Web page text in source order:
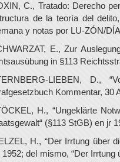
C., Tratado: Derecho
de la teoría del
y notas por LU-ZÓN/
E., Zur
in §113
LIEBEN, D.,
Kommentar, 30
H., “Ungeklärte
(§113 StGB) en jr
H., “Der Irrtung über
1952; del mismo, “Der Irrtung